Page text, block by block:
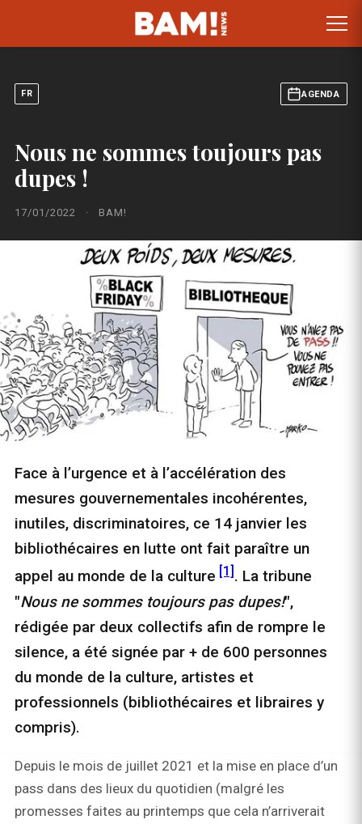
FR AGENDA
Nous ne sommes toujours pas
dupes !
17/01/2022 · BAM!
Face à l’urgence et à l’accélération des
mesures gouvernementales incohérentes,
inutiles, discriminatoires, ce 14 janvier les
bibliothécaires en lutte ont fait paraître un
appel au monde de la culture [1] . La tribune
"Nous ne sommes toujours pas dupes!",
rédigée par deux collectifs afin de rompre le
silence, a été signée par + de 600 personnes
du monde de la culture, artistes et
professionnels (bibliothécaires et libraires y
compris).
Depuis le mois de juillet 2021 et la mise en place d’un
pass dans des lieux du quotidien (malgré les
promesses faites au printemps que cela n’arriverait